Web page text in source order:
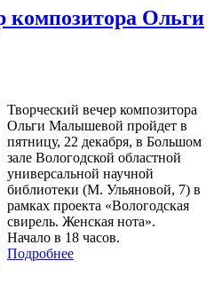
композитора Ольги
Творческий вечер композитора
Ольги Малышевой пройдет в
пятницу, 22 декабря, в Большом
зале Вологодской областной
универсальной научной
библиотеки (М. Ульяновой, 7) в
рамках проекта «Вологодская
свирель. Женская нота».
Начало в 18 часов.
Подробнее